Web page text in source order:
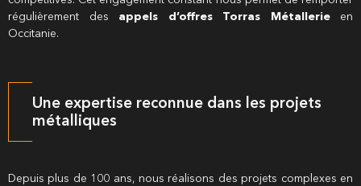
régulièrement des appels d’offres Torras Métallerieen
Occitanie.
Une expertise reconnue dans les projets
métalliques
Depuis plus de 100 ans, nous réalisons des projets complexes en